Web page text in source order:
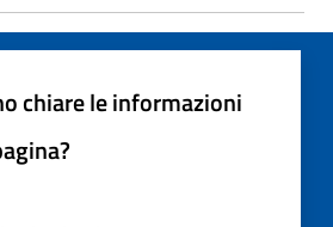
chiare le informazioni